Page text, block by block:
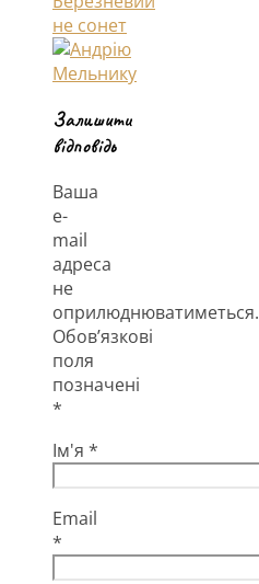
Залишити
відповідь
Ваша
e-
mail
адреса
не
оприлюднюватиметься.
Обов’язкові
поля
позначені
*
Ім'я *
Email
*